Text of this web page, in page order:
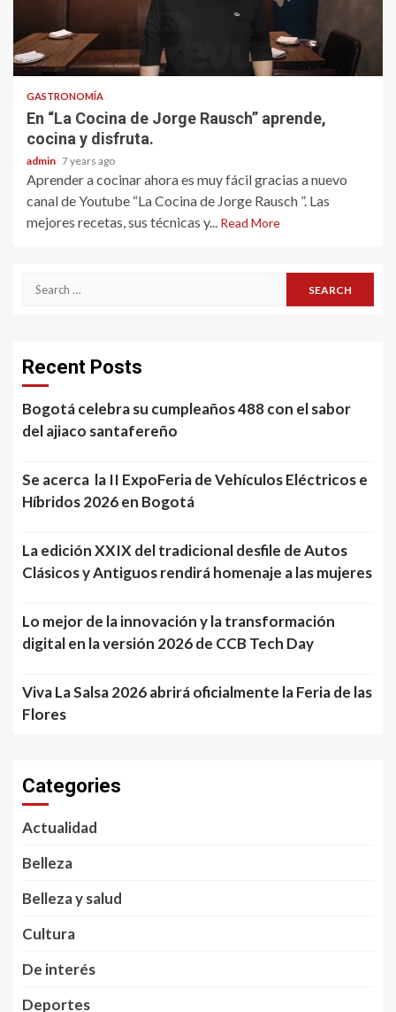
GASTRONOMÍA
En “La Cocina de Jorge Rausch” aprende,
cocina y disfruta.
admin 7 years ago
Aprender a cocinar ahora es muy fácil gracias a nuevo
canal de Youtube “La Cocina de Jorge Rausch ”. Las
mejores recetas, sus técnicas y... Read More
Search
Recent Posts
Bogotá celebra su cumpleaños 488 con el sabor
del ajiaco santafereño
Se acerca la II ExpoFeria de Vehículos Eléctricos e
Híbridos 2026 en Bogotá
La edición XXIX del tradicional desfile de Autos
Clásicos y Antiguos rendirá homenaje a las mujeres
Lo mejor de la innovación y la transformación
digital en la versión 2026 de CCB Tech Day
Viva La Salsa 2026 abrirá oficialmente la Feria de las
Flores
Categories
Actualidad
Belleza
Belleza y salud
Cultura
De interés
Deportes